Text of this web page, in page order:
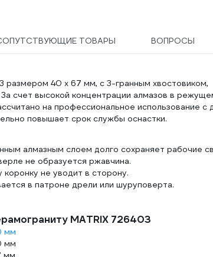
ТОВАРЫ ВОПРОСЫ
размером 40 х 67 мм, с 3-гранным хвостовиком,
счет высокой концентрации алмазов в
на профессиональное использование с
повышает срок службы оснастки.
алмазным слоем долго сохраняет рабочие
не образуется ржавчина.
не уводит в сторону.
в патроне дрели или шуруповерта.
MATRIX 726403
мм
мм